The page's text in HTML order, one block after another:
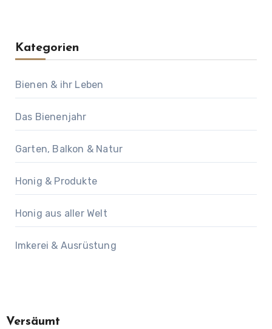
Kategorien
Bienen & ihr Leben
Das Bienenjahr
Garten, Balkon & Natur
Honig & Produkte
Honig aus aller Welt
Imkerei & Ausrüstung
Versäumt